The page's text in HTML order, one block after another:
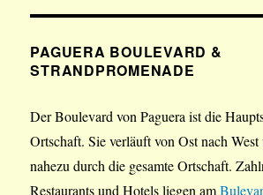
PAGUERA BOULEVARD &
STRANDPROMENADE
Der Boulevard von Paguera ist die
Ortschaft. Sie verläuft von Ost nach
nahezu durch die gesamte Ortschaft.
Restaurants und Hotels liegen am